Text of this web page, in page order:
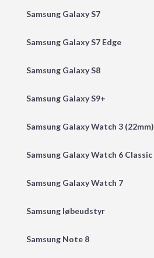
Samsung Galaxy S7
Samsung Galaxy S7 Edge
Samsung Galaxy S8
Samsung Galaxy S9+
Samsung Galaxy Watch 3 (22mm)
Samsung Galaxy Watch 6 Classic
Samsung Galaxy Watch 7
Samsung løbeudstyr
Samsung Note 8